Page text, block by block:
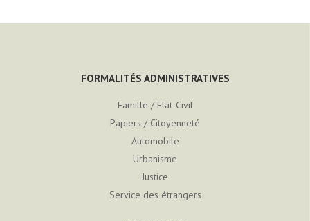
FORMALITÉS ADMINISTRATIVES
Famille / Etat-Civil
Papiers / Citoyenneté
Automobile
Urbanisme
Justice
Service des étrangers